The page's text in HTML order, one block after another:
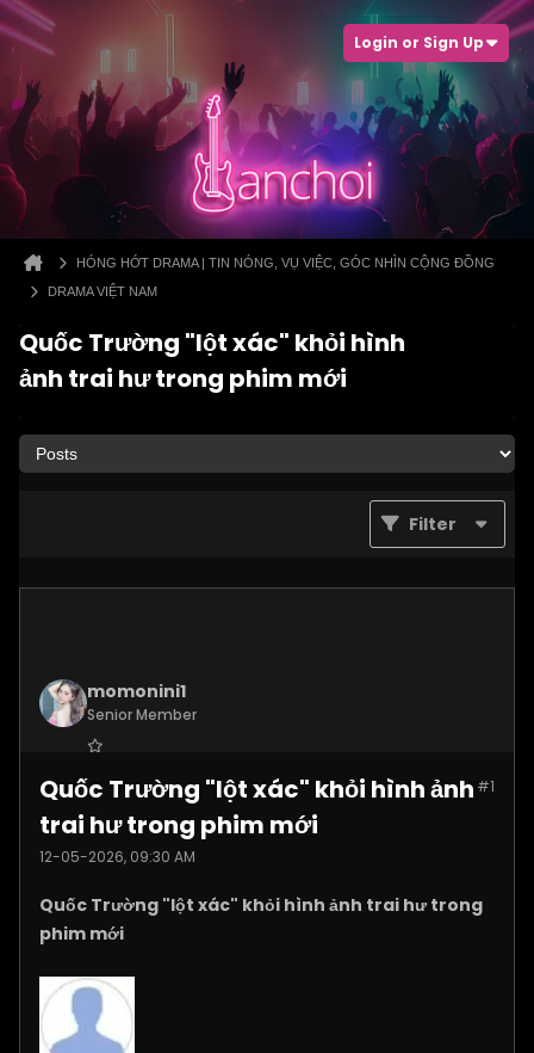
Login or Sign Up
HÓNG HỚT DRAMA | TIN NÓNG, VỤ VIỆC, GÓC NHÌN CỘNG ĐỒNG
DRAMA VIỆT NAM
Quốc Trường "lột xác" khỏi hình
ảnh trai hư trong phim mới
Filter
momonini1
Senior Member
Posts:5399 #1
Quốc Trường "lột xác" khỏi hình ảnh
trai hư trong phim mới
12-05-2026, 09:30 AM
Quốc Trường "lột xác" khỏi hình ảnh trai hư trong
phim mới